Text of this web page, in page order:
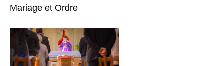
Mariage et Ordre